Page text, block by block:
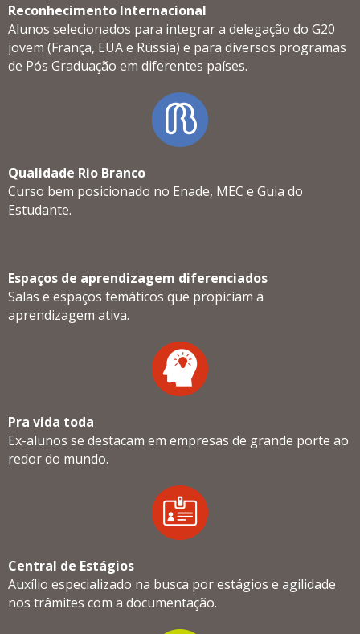
Reconhecimento Internacional
Alunos selecionados para integrar a delegação do G20
jovem (França, EUA e Rússia) e para diversos programas
de Pós Graduação em diferentes países.
Qualidade Rio Branco
Curso bem posicionado no Enade, MEC e Guia do
Estudante.
Espaços de aprendizagem diferenciados
Salas e espaços temáticos que propiciam a
aprendizagem ativa.
Pra vida toda
Ex-alunos se destacam em empresas de grande porte ao
redor do mundo.
Central de Estágios
Auxílio especializado na busca por estágios e agilidade
nos trâmites com a documentação.